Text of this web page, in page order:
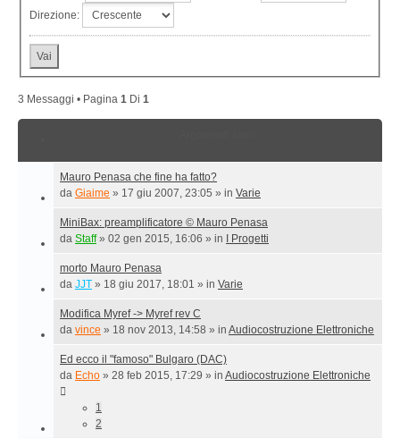
Direzione:
3 Messaggi • Pagina 1 Di 1
Mauro Penasa che fine ha fatto?
da Giaime » 17 giu 2007, 23:05 » in Varie
MiniBax: preamplificatore © Mauro Penasa
da Staff» 02 gen 2015, 16:06 » in I Progetti
morto Mauro Penasa
da JJT » 18 giu 2017, 18:01 » in Varie
Modifica Myref -> Myref rev C
da vince » 18 nov 2013, 14:58 » in Audiocostruzione Elettroniche
Ed ecco il "famoso" Bulgaro (DAC)
da Echo » 28 feb 2015, 17:29 » in Audiocostruzione Elettroniche
1
2